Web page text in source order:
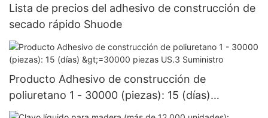
Lista de precios del adhesivo de construcción de
secado rápido Shuode
Producto Adhesivo de construcción de
poliuretano 1 - 30000 (piezas): 15 (días)
>=30000 piezas US.3 Suministro